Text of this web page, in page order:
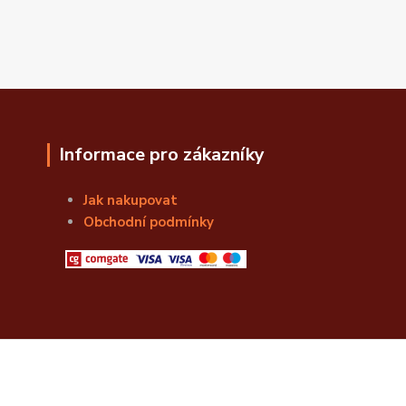
Informace pro zákazníky
Jak nakupovat
Obchodní podmínky